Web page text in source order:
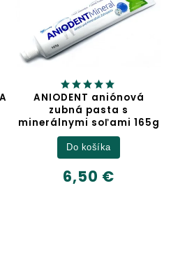
ANIODENT aniónová
zubná pasta s
minerálnymi soľami 165g
6,50 €
Do košíka